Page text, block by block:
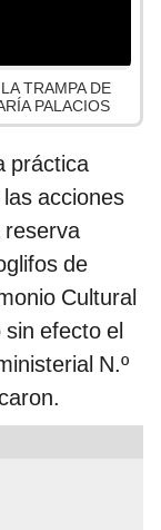
TRAMPA DE
PALACIOS
práctica
acciones
reserva
de
Cultural
efecto el
N.º